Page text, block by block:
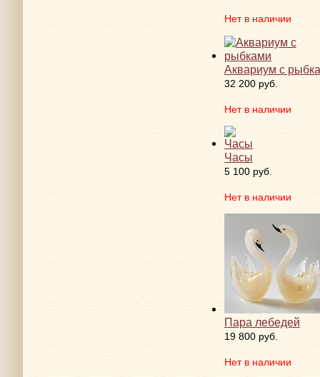
Нет в наличии
Аквариум с
32 200 руб.
Нет в наличии
Часы
5 100 руб.
Нет в наличии
Пара лебедей
19 800 руб.
Нет в наличии